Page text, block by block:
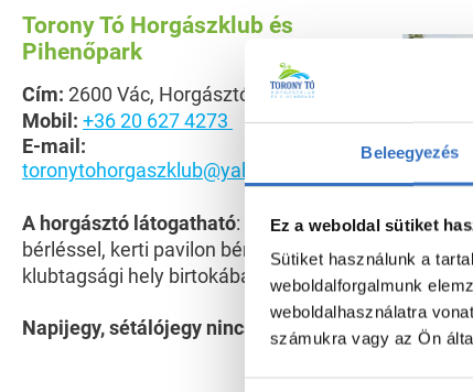
Beleegyezés
Ez a weboldal sütiket
Sütiket használunk a
weboldalforgalmunk
weboldalhasználatra
számukra vagy az Ön
Torony Tó Horgászklub és
Pihenőpark
Cím: 2600 Vác, Horgásztói u.
Mobil: +36 20 627 4273
E-mail:
toronytohorgaszklub@yahoo.com
A horgásztó látogatható: félsziget
bérléssel, kerti pavilon bérléssel és
klubtagsági hely birtokában.
Napijegy, sétálójegy nincs!